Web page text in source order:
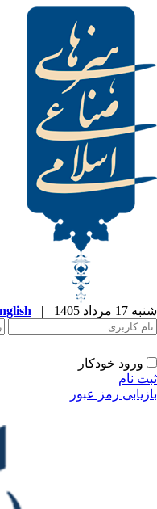
شنبه 17 مرداد 1405 |
ورود خودکار
ثبت نام
بازیابی رمز عبور